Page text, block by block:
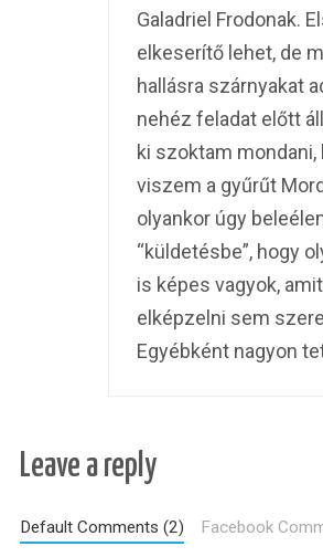
Galadriel Frodonak.
elkeserítő lehet, de
hallásra szárnyakat
nehéz feladat előtt
ki szoktam mondani,
viszem a gyűrűt
olyankor úgy
“küldetésbe”, hogy
is képes vagyok,
elképzelni sem
Egyébként nagyon
Leave a reply
Default Comments (2) Facebook